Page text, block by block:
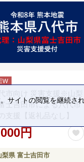
市向け 災害支援※山梨
士吉田市による八代市
の支援【返礼品なし】
円
梨県 富士吉田市
イトの閲覧を継続さ